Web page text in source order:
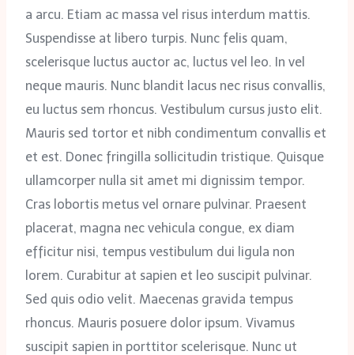
a arcu. Etiam ac massa vel risus interdum mattis.
Suspendisse at libero turpis. Nunc felis quam,
scelerisque luctus auctor ac, luctus vel leo. In vel
neque mauris. Nunc blandit lacus nec risus convallis,
eu luctus sem rhoncus. Vestibulum cursus justo elit.
Mauris sed tortor et nibh condimentum convallis et
et est. Donec fringilla sollicitudin tristique. Quisque
ullamcorper nulla sit amet mi dignissim tempor.
Cras lobortis metus vel ornare pulvinar. Praesent
placerat, magna nec vehicula congue, ex diam
efficitur nisi, tempus vestibulum dui ligula non
lorem. Curabitur at sapien et leo suscipit pulvinar.
Sed quis odio velit. Maecenas gravida tempus
rhoncus. Mauris posuere dolor ipsum. Vivamus
suscipit sapien in porttitor scelerisque. Nunc ut